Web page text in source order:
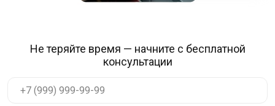
Не теряйте время — начните с бесплатной
консультации